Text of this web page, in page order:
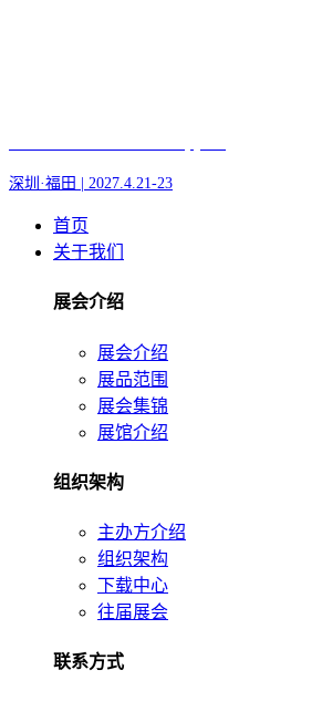
深圳·福田 | 2027.4.21-23
首页
关于我们
展会介绍
展会介绍
展品范围
展会集锦
展馆介绍
组织架构
主办方介绍
组织架构
下载中心
往届展会
联系方式